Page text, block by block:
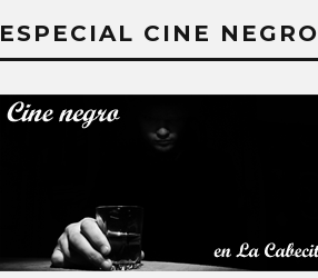
ESPECIAL CINE NEGRO